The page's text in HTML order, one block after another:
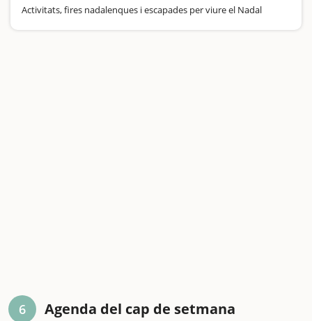
Activitats, fires nadalenques i escapades per viure el Nadal
6 Agenda del cap de setmana